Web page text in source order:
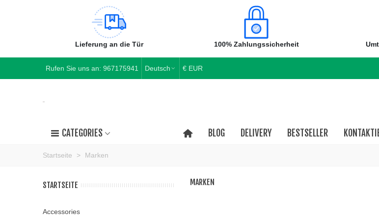
Lieferung an die Tür 100% Zahlungssicherheit
Rufen Sie uns an: 967175941 Deutsch € EUR
CATEGORIES BLOG DELIVERY BESTSELLER
Startseite > Marken
STARTSEITE
Accessories
MARKEN